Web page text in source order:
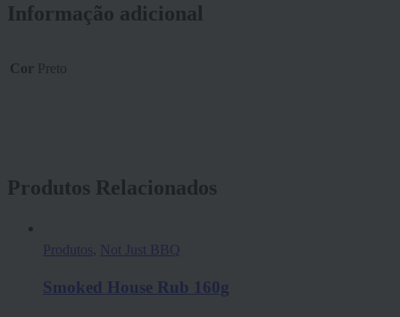
Informação adicional
Cor Preto
Produtos Relacionados
Produtos Not Just BBQ
Smoked House Rub 160g